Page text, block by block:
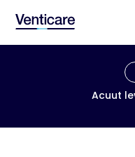
Acuut